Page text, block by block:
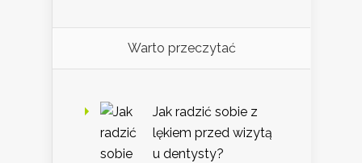
Warto przeczytać
Jak radzić sobie z
lękiem przed wizytą
u dentysty?